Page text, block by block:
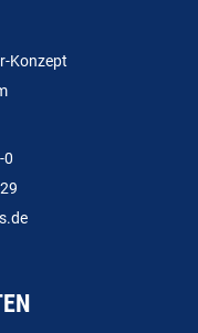
Konzept
0